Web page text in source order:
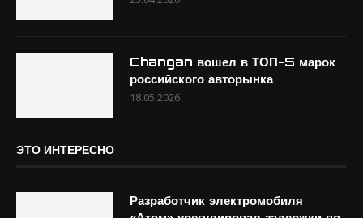
Changan вошел в ТОП-5 марок
российского авторынка
18.05.2026
ЭТО ИНТЕРЕСНО
Разработчик электромобиля